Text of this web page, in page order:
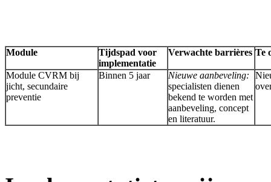
Module
Tijdspad voor
implementatie
Verwachte barrières Te
Module CVRM bij
jicht, secundaire
preventie
Binnen 5 jaar
Nieuwe aanbeveling:
specialisten dienen
bekend te worden met
aanbeveling, concept
en literatuur.